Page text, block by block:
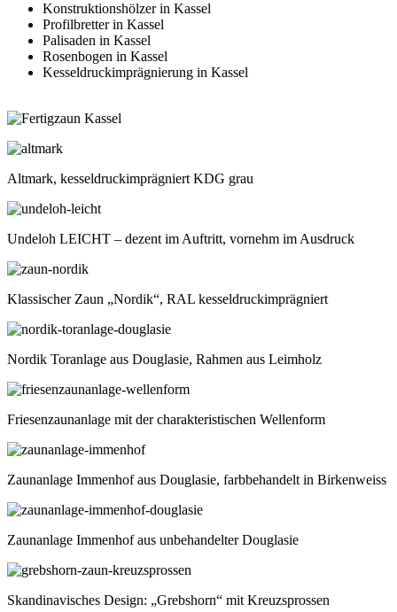
Konstruktionshölzer in Kassel
Profilbretter in Kassel
Palisaden in Kassel
Rosenbogen in Kassel
Kesseldruckimprägnierung in Kassel
Altmark, kesseldruckimprägniert KDG grau
Undeloh LEICHT – dezent im Auftritt, vornehm im Ausdruck
Klassischer Zaun „Nordik“, RAL kesseldruckimprägniert
Nordik Toranlage aus Douglasie, Rahmen aus Leimholz
Friesenzaunanlage mit der charakteristischen Wellenform
Zaunanlage Immenhof aus Douglasie, farbbehandelt in Birkenweiss
Zaunanlage Immenhof aus unbehandelter Douglasie
Skandinavisches Design: „Grebshorn“ mit Kreuzsprossen